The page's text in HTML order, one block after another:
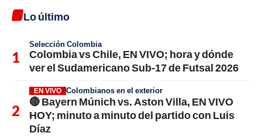
Lo último
Selección Colombia
Colombia vs Chile, EN VIVO; hora y dónde
ver el Sudamericano Sub-17 de Futsal 2026
EN VIVO Colombianos en el exterior
🔴 Bayern Múnich vs. Aston Villa, EN VIVO
HOY; minuto a minuto del partido con Luis
Díaz